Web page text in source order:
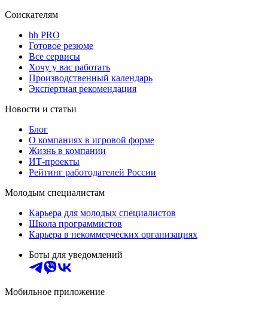
Соискателям
hh PRO
Готовое резюме
Все сервисы
Хочу у вас работать
Производственный календарь
Экспертная рекомендация
Новости и статьи
Блог
О компаниях в игровой форме
Жизнь в компании
ИТ-проекты
Рейтинг работодателей России
Молодым специалистам
Карьера для молодых специалистов
Школа программистов
Карьера в некоммерческих организациях
Боты для уведомлений
Мобильное приложение